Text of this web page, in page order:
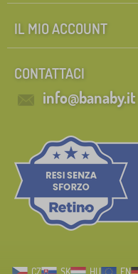
IL MIO ACCOUNT
CONTATTACI
info@banaby.it